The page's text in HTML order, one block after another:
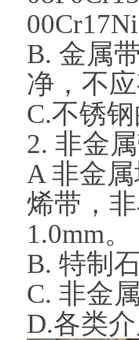
B. 金属
净，不
C.不锈
2. 非金
A 非金
烯带，
1.0mm。
B. 特制
C. 非金
D.各类